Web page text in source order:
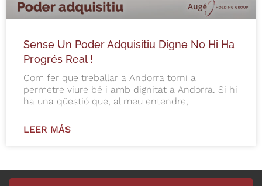
Sense Un Poder Adquisitiu Digne No Hi Ha
Progrés Real !
Com fer que treballar a Andorra torni a
permetre viure bé i amb dignitat a Andorra. Si hi
ha una qüestió que, al meu entendre,
LEER MÁS